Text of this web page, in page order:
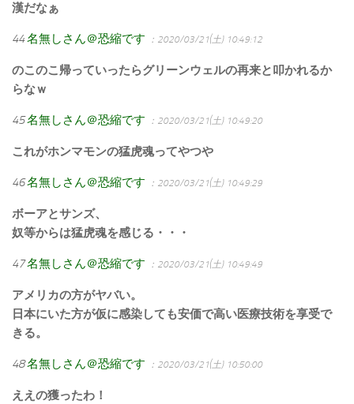
漢だなぁ
44名無しさん＠恐縮です ：2020/03/21(土) 10:49:12
のこのこ帰っていったらグリーンウェルの再来と叩かれるか
らなｗ
45名無しさん＠恐縮です ：2020/03/21(土) 10:49:20
これがホンマモンの猛虎魂ってやつや
46名無しさん＠恐縮です ：2020/03/21(土) 10:49:29
ボーアとサンズ、
奴等からは猛虎魂を感じる・・・
47名無しさん＠恐縮です ：2020/03/21(土) 10:49:49
アメリカの方がヤバい。
日本にいた方が仮に感染しても安価で高い医療技術を享受で
きる。
48名無しさん＠恐縮です ：2020/03/21(土) 10:50:00
ええの獲ったわ！